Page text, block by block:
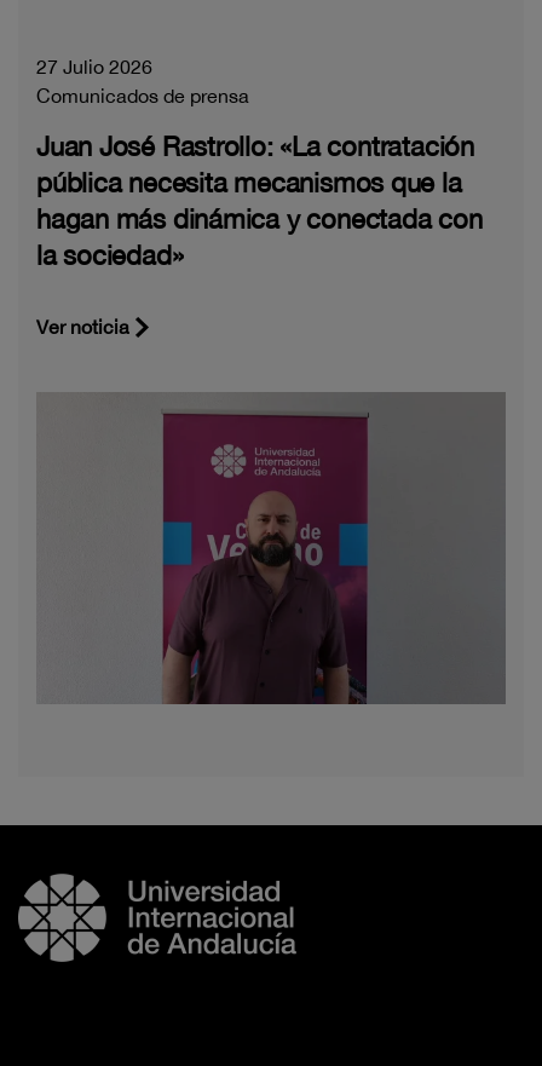
27 Julio 2026
Comunicados de prensa
Juan José Rastrollo: «La contratación
pública necesita mecanismos que la
hagan más dinámica y conectada con
la sociedad»
Ver noticia